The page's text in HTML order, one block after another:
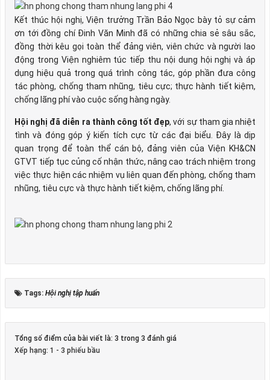
Kết thúc hội nghị, Viện trưởng Trần Bảo Ngọc bày tỏ sự cảm
ơn tới đồng chí Đinh Văn Minh đã có những chia sẻ sâu sắc,
đồng thời kêu gọi toàn thể đảng viên, viên chức và người lao
động trong Viện nghiêm túc tiếp thu nội dung hội nghị và áp
dụng hiệu quả trong quá trình công tác, góp phần đưa công
tác phòng, chống tham nhũng, tiêu cực; thực hành tiết kiệm,
chống lãng phí vào cuộc sống hàng ngày.
Hội nghị đã diễn ra thành công tốt đẹp, với sự tham gia nhiệt
tình và đóng góp ý kiến tích cực từ các đại biểu. Đây là dịp
quan trọng để toàn thể cán bộ, đảng viên của Viện KH&CN
GTVT tiếp tục củng cố nhận thức, nâng cao trách nhiệm trong
việc thực hiện các nhiệm vụ liên quan đến phòng, chống tham
nhũng, tiêu cực và thực hành tiết kiệm, chống lãng phí.
Tags: Hội nghị tập huấn
Tổng số điểm của bài viết là: 3 trong 3 đánh giá
Xếp hạng: 1 - 3 phiếu bầu